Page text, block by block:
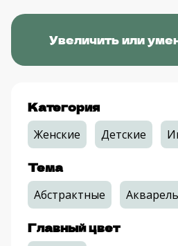
Увеличить или
Категория
Женские Детские
Тема
Абстрактные
Главный цвет